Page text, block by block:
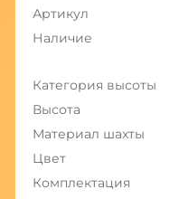
Артикул
Наличие
Категория высоты
Высота
Материал шахты
Цвет
Комплектация